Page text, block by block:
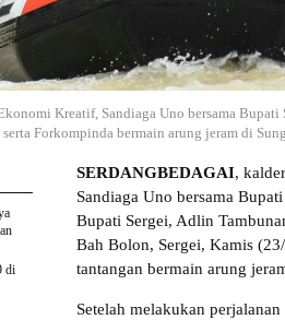
Kreatif, Sandiaga Uno bersama
Forkompinda bermain arung jeram di
SERDANGBEDAGAI,
Sandiaga Uno bersama
Bupati Sergei, Adlin
Bah Bolon, Sergei, Kamis
tantangan bermain arung
Setelah melakukan
di